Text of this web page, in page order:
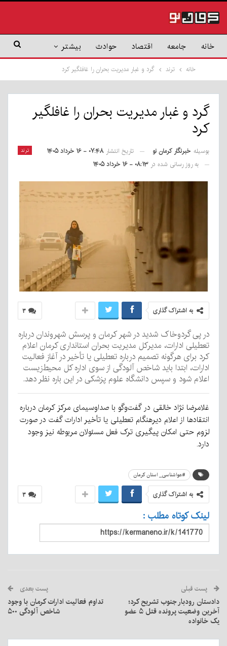
خانه جامعه اقتصاد حوادث بیشتر
خانه ترند گرد و غبار مدیریت بحران را غافلگیر کرد
گرد و غبار مدیریت بحران را غافلگیر
کرد
ترند بوسیله خبرنگار کرمان نو تاریخ انتشار ۰۷:۴۸ - ۱۶ خرداد ۱۴۰۵
به روز رسانی شده در ۰۸:۱۳ - ۱۶ خرداد ۱۴۰۵
۳ به اشتراک گذاری
در پی گردوخاک شدید در شهر کرمان و پرسش شهروندان درباره
تعطیلی ادارات، مدیرکل مدیریت بحران استانداری کرمان اعلام
کرد برای هرگونه تصمیم درباره تعطیلی یا تأخیر در آغاز فعالیت
ادارات، ابتدا باید شاخص آلودگی از سوی اداره کل محیط‌زیست
اعلام شود و سپس دانشگاه علوم پزشکی در این باره نظر دهد.
غلامرضا نژاد خالقی در گفت‌وگو با صداوسیمای مرکز کرمان درباره
انتقادها از اعلام دیرهنگام تعطیلی یا تأخیر ادارات گفت در صورت
لزوم حتی امکان پیگیری ترک فعل مسئولان مربوطه نیز وجود
دارد.
#هواشناسی_ استان کرمان
۳ به اشتراک گذاری
لینک کوتاه مطلب :
پست قبلی
دادستان رودبار جنوب تشریح کرد؛
آخرین وضعیت پرونده قتل ۵ عضو
یک خانواده
پست بعدی
تداوم فعالیت ادارات کرمان با وجود
شاخص آلودگی ۵۰۰